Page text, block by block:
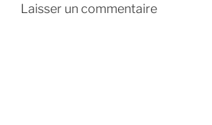
Laisser un commentaire